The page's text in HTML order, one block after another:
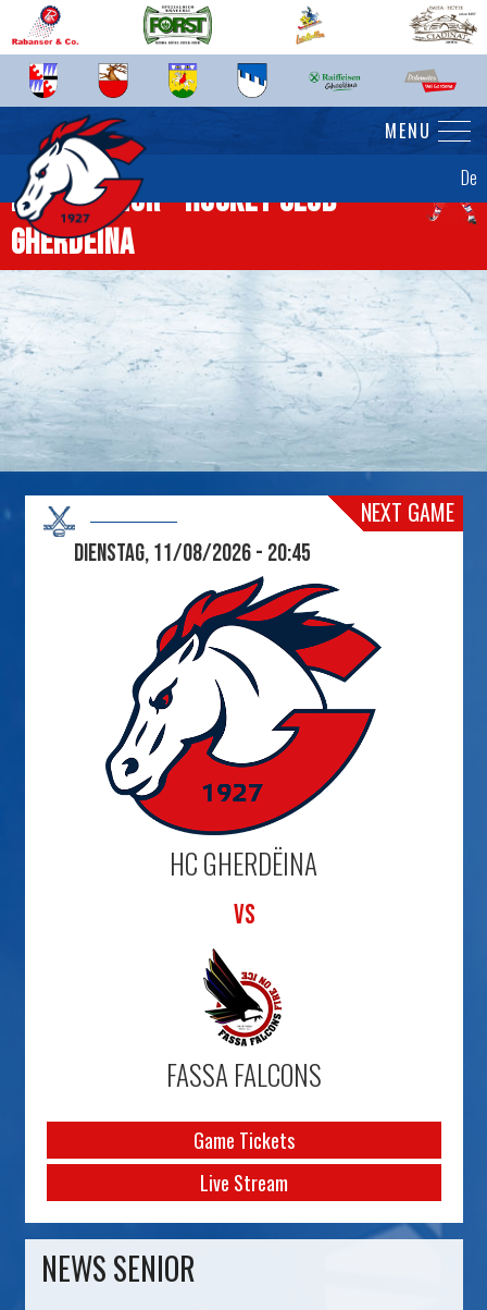
De
MENU
News Senior - Hockey Club
Gherdëina
NEXT GAME
Dienstag, 11/08/2026 - 20:45
HC GHERDËINA
VS
FASSA FALCONS
Game Tickets
Live Stream
NEWS SENIOR